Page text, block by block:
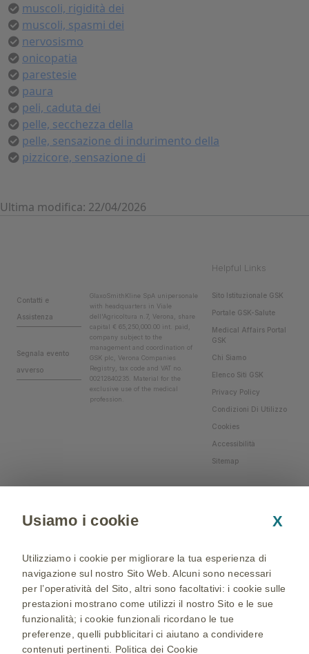
muscoli, rigidità dei
muscoli, spasmi dei
nervosismo
onicopatia
parestesie
paura
peli, caduta dei
pelle, secchezza della
pelle, sensazione di indurimento della
pizzicore, sensazione di
Ultima modifica: 22/04/2026
Helpful Links
Contatti e
Assistenza
Segnala evento
avverso
GlaxoSmithKline SpA unipersonale
with headquarters in Viale
dell'Agricoltura n.7, Verona, share
capital € 65,250,000.00 int. paid,
company subject to the
management and coordination of
GSK plc, Verona Companies
Registry, tax code and VAT no.
00212840235. Material for the
exclusive use of the medical
profession.
Sito Istituzionale GSK
Portale GSK-Salute
Medical Affairs Portal
GSK
Chi Siamo
Elenco Siti GSK
Privacy Policy
Condizioni Di Utilizzo
Cookies
Accessibilità
Sitemap
Usiamo i cookie X
Utilizziamo i cookie per migliorare la tua esperienza di
navigazione sul nostro Sito Web. Alcuni sono necessari
per l’operatività del Sito, altri sono facoltativi: i cookie sulle
prestazioni mostrano come utilizzi il nostro Sito e le sue
funzionalità; i cookie funzionali ricordano le tue
preferenze, quelli pubblicitari ci aiutano a condividere
contenuti pertinenti. Politica dei Cookie